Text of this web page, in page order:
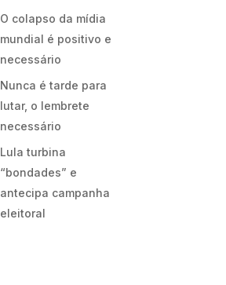
O colapso da mídia
mundial é positivo e
necessário
Nunca é tarde para
lutar, o lembrete
necessário
Lula turbina
“bondades” e
antecipa campanha
eleitoral